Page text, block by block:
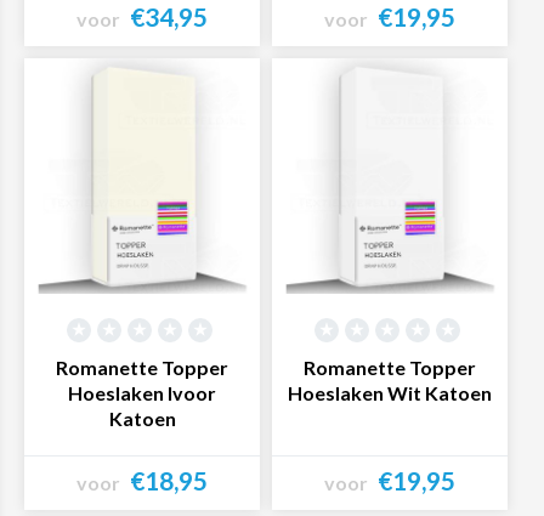
voor €34,95
Bekijk product
voor €19,95
Bekijk product
Romanette Topper
Hoeslaken Ivoor
Katoen
voor €18,95
Romanette Topper
Hoeslaken Wit Katoen
voor €19,95